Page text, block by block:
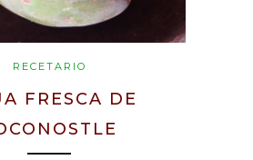
RECETARIO
FRESCA DE